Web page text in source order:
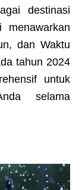
destinasi
dan Waktu
tahun 2024
untuk
selama